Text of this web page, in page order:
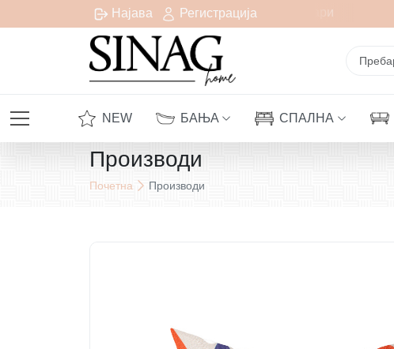
Најава Регистрација
Бесплатна испорака за сите нарачки над 1000 денари
NEW БАЊА СПАЛНА
Производи
Почетна Производи